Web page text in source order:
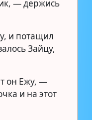
— держись
и потащил
Зайцу,
он Ежу, —
и на этот